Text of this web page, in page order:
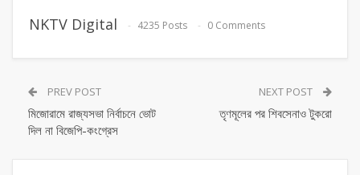
NKTV Digital 4235 Posts 0 Comments
PREV POST
মিজোরামে রাজ্যসভা নির্বাচনে ভোট
দিল না বিজেপি-কংগ্রেস
NEXT POST
তৃণমূলের পর শিবসেনাও টুকরো